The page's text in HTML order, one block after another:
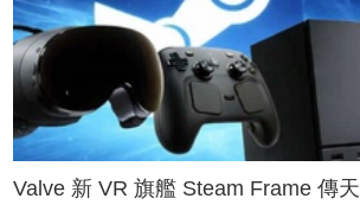
Valve 新 VR 旗艦 Steam Frame 傳天